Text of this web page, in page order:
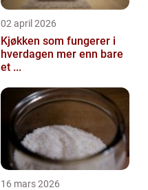
02 april 2026
Kjøkken som fungerer i
hverdagen mer enn bare
et ...
16 mars 2026